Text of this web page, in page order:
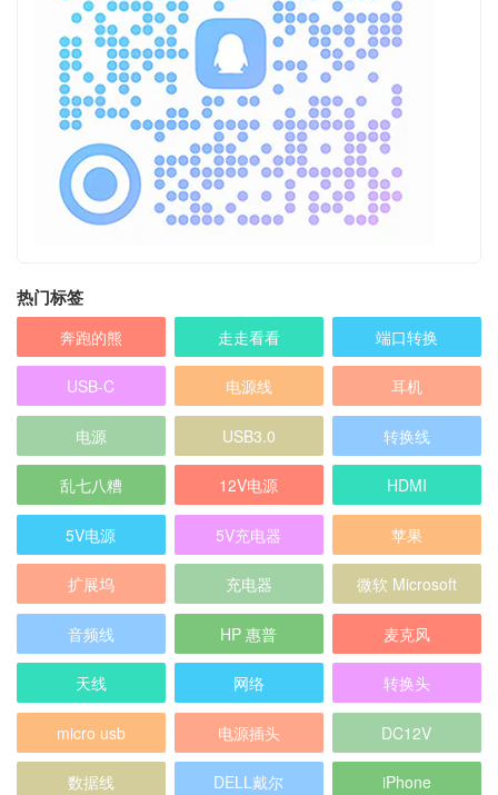
热门标签
奔跑的熊 走走看看 端口转换
USB-C 电源线 耳机
电源 USB3.0 转换线
乱七八糟 12V电源 HDMI
5V电源 5V充电器 苹果
扩展坞 充电器 微软 Microsoft
音频线 HP 惠普 麦克风
天线 网络 转换头
micro usb 电源插头 DC12V
数据线 DELL戴尔 iPhone